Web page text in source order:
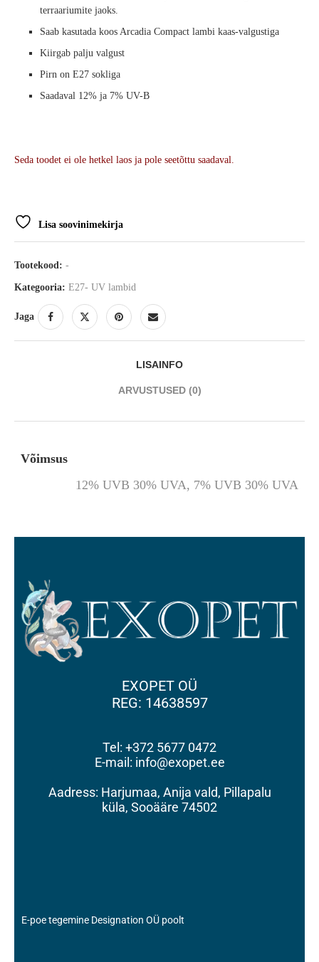
terraariumite jaoks.
Saab kasutada koos Arcadia Compact lambi kaas-valgustiga
Kiirgab palju valgust
Pirn on E27 sokliga
Saadaval 12% ja 7% UV-B
Seda toodet ei ole hetkel laos ja pole seetõttu saadaval.
Lisa soovinimekirja
Tootekood: -
Kategooria: E27- UV lambid
Jaga
LISAINFO
ARVUSTUSED (0)
Võimsus
12% UVB 30% UVA, 7% UVB 30% UVA
EXOPET OÜ
REG: 14638597
Tel: +372 5677 0472
E-mail: info@exopet.ee
Aadress: Harjumaa, Anija vald, Pillapalu
küla, Sooääre 74502
E-poe tegemine Designation OÜ poolt